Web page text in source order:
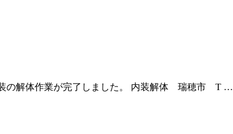
の解体作業が完了しました。 内装解体 瑞穂市 T …